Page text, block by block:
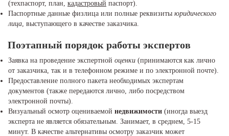
(техпаспорт, план, кадастровый паспорт).
Паспортные данные физлица или полные реквизиты юридического
лица , выступающего в качестве заказчика.
Поэтапный порядок работы экспертов
Заявка на проведение экспертной оценки (принимаются как лично
от заказчика, так и в телефонном режиме и по электронной почте).
Предоставление полного пакета необходимых экспертам
документов (также передаются лично, либо посредством
электронной почты).
Визуальный осмотр оцениваемой недвижимости (иногда выезд
эксперта не является обязательным. Занимает, в среднем, 5-15
минут. В качестве альтернативы осмотру заказчик может